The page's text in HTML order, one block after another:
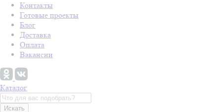
Контакты
Готовые проекты
Блог
Доставка
Оплата
Вакансии
Каталог
Искать